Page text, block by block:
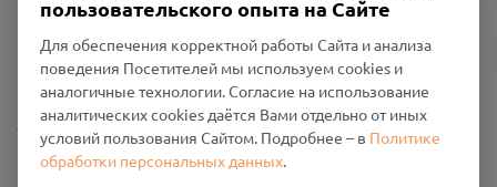
Политика конфиденциальности
Промо-материалы
Настройки cookies
Общество с ограниченной ответственностью «Смоленский
пользовательского опыта на Сайте
Для обеспечения корректной работы Сайта и анализа
поведения Посетителей мы используем cookies и
аналогичные технологии. Согласие на использование
аналитических cookies даётся Вами отдельно от иных
условий пользования Сайтом. Подробнее – в Политике
обработки персональных данных.